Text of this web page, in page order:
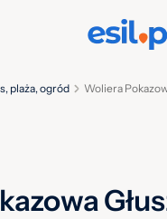
Woliera
plaża, ogród